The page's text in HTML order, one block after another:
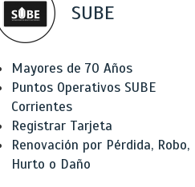
SUBE
Mayores de 70 Años
Puntos Operativos SUBE
Corrientes
Registrar Tarjeta
Renovación por Pérdida, Robo,
Hurto o Daño